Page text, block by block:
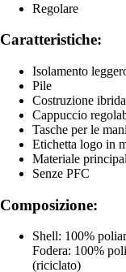
Regolare
Caratteristiche:
Isolamento
Pile
Costruzione ibrida
Cappuccio
Tasche per le mani
Etichetta logo in
Materiale
Senze PFC
Composizione:
Shell: 100%
Fodera: 100%
(riciclato)